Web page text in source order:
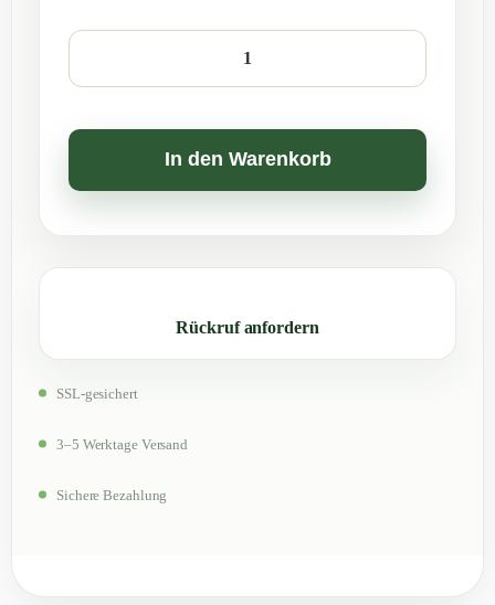
BioAktiv
Fix
In den Warenkorb
Rückruf anfordern
SSL-gesichert
3–5 Werktage Versand
Sichere Bezahlung